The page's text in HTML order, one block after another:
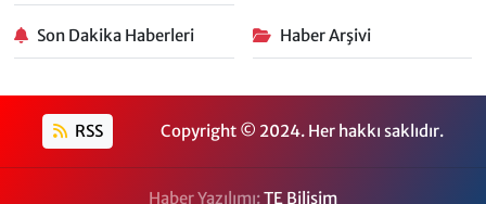
Son Dakika Haberleri Haber Arşivi
RSS Copyright © 2024. Her hakkı saklıdır.
Haber Yazılımı:TE Bilişim